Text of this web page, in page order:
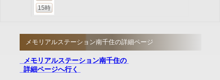
15時
メモリアルステーション南千住の詳細ページ
メモリアルステーション南千住の
詳細ページへ行く